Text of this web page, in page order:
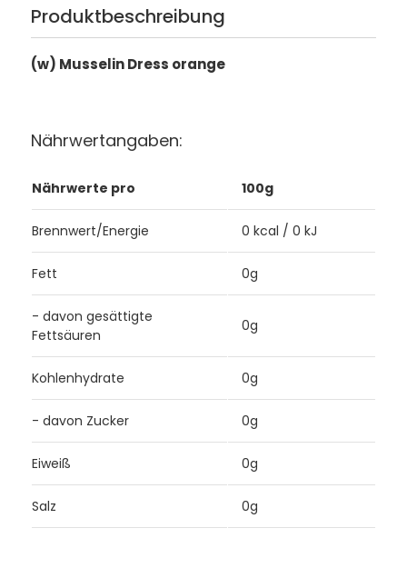
Produktbeschreibung
(w) Musselin Dress orange
Nährwertangaben:
Nährwerte pro 100g
Brennwert/Energie 0 kcal / 0 kJ
Fett 0g
- davon gesättigte
Fettsäuren
0g
Kohlenhydrate 0g
- davon Zucker 0g
Eiweiß 0g
Salz 0g